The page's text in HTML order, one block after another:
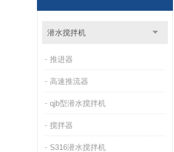
潜水搅拌机
推进器
高速推流器
qjb型潜水搅拌机
搅拌器
S316潜水搅拌机